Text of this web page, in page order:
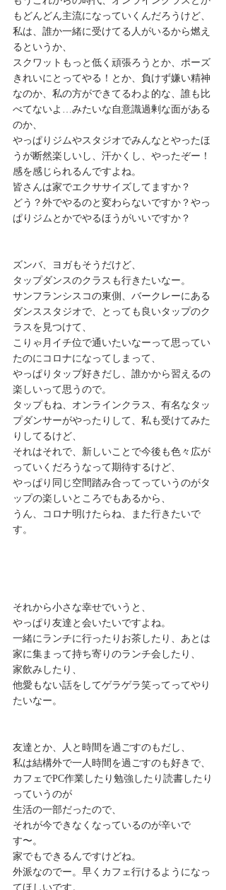
もどんどん主流になっていくんだろうけど、
私は、誰か一緒に受けてる人がいるから燃え
るというか、
スクワットもっと低く頑張ろうとか、ポーズ
きれいにとってやる！とか、負けず嫌い精神
なのか、私の方ができてるわよ的な、誰も比
べてないよ…みたいな自意識過剰な面がある
のか、
やっぱりジムやスタジオでみんなとやったほ
うが断然楽しいし、汗かくし、やったぞー！
感を感じられるんですよね。
皆さんは家でエクササイズしてますか？
どう？外でやるのと変わらないですか？やっ
ぱりジムとかでやるほうがいいですか？
ズンバ、ヨガもそうだけど、
タップダンスのクラスも行きたいなー。
サンフランシスコの東側、バークレーにある
ダンススタジオで、とっても良いタップのク
ラスを見つけて、
こりゃ月イチ位で通いたいなーって思ってい
たのにコロナになってしまって、
やっぱりタップ好きだし、誰かから習えるの
楽しいって思うので。
タップもね、オンラインクラス、有名なタッ
プダンサーがやったりして、私も受けてみた
りしてるけど、
それはそれで、新しいことで今後も色々広が
っていくだろうなって期待するけど、
やっぱり同じ空間踏み合ってっていうのがタ
ップの楽しいところでもあるから、
うん、コロナ明けたらね、また行きたいで
す。
それから小さな幸せでいうと、
やっぱり友達と会いたいですよね。
一緒にランチに行ったりお茶したり、あとは
家に集まって持ち寄りのランチ会したり、
家飲みしたり、
他愛もない話をしてゲラゲラ笑ってってやり
たいなー。
友達とか、人と時間を過ごすのもだし、
私は結構外で一人時間を過ごすのも好きで、
カフェでPC作業したり勉強したり読書したり
っていうのが
生活の一部だったので、
それが今できなくなっているのが辛いで
す〜。
家でもできるんですけどね。
外派なのでー。早くカフェ行けるようになっ
てほしいです。